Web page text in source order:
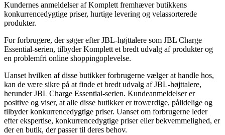
Kundernes anmeldelser af Komplett fremhæver butikkens
konkurrencedygtige priser, hurtige levering og velassorterede
produkter.
For forbrugere, der søger efter JBL-højttalere som JBL Charge
Essential-serien, tilbyder Komplett et bredt udvalg af produkter og
en problemfri online shoppingoplevelse.
Uanset hvilken af ​​disse butikker forbrugerne vælger at handle hos,
kan de være sikre på at finde et bredt udvalg af JBL-højttalere,
herunder JBL Charge Essential-serien. Kundeanmeldelser er
positive og viser, at alle disse butikker er troværdige, pålidelige og
tilbyder konkurrencedygtige priser. Uanset om forbrugerne leder
efter ekspertise, konkurrencedygtige priser eller bekvemmelighed, er
der en butik, der passer til deres behov.